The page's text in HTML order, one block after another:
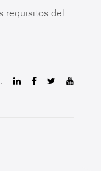
requisitos del